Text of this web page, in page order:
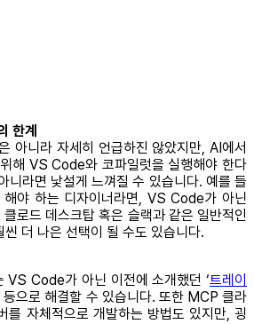
한계
아니라 자세히 언급하진 않았지만, AI에서
해 VS Code와 코파일럿을 실행해야 한다
니라면 낯설게 느껴질 수 있습니다. 예를 들
야 하는 디자이너라면, VS Code가 아닌
클로드 데스크탑 혹은 슬랙과 같은 일반적인
더 나은 선택이 될 수도 있습니다.
VS Code가 아닌 이전에 소개했던 ‘트레이
등으로 해결할 수 있습니다. 또한 MCP 클라
를 자체적으로 개발하는 방법도 있지만, 굉